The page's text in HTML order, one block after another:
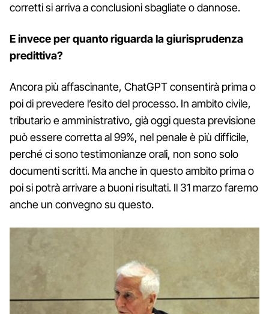
corretti si arriva a conclusioni sbagliate o dannose.
E invece per quanto riguarda la giurisprudenza
predittiva?
Ancora più affascinante, ChatGPT consentirà prima o
poi di prevedere l’esito del processo. In ambito civile,
tributario e amministrativo, già oggi questa previsione
può essere corretta al 99%, nel penale è più difficile,
perché ci sono testimonianze orali, non sono solo
documenti scritti. Ma anche in questo ambito prima o
poi si potrà arrivare a buoni risultati. Il 31 marzo faremo
anche un convegno su questo.